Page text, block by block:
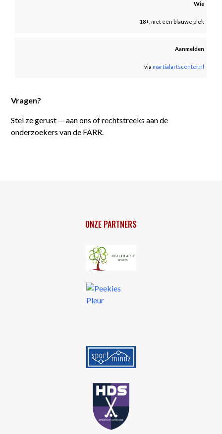
Wie
18+, met een blauwe plek
Aanmelden
via martialartscenter.nl
Vragen?
Stel ze gerust — aan ons of rechtstreeks aan de
onderzoekers van de FARR.
ONZE PARTNERS